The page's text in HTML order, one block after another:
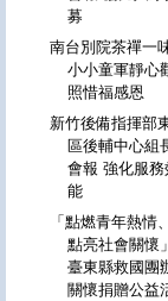
募
南台別院茶禪一
小小童軍靜心
照惜福感恩
新竹後備指揮部
區後輔中心組
會報 強化服務
能
「點燃青年熱情、
點亮社會關懷」
臺東縣救國團
關懷捐贈公益